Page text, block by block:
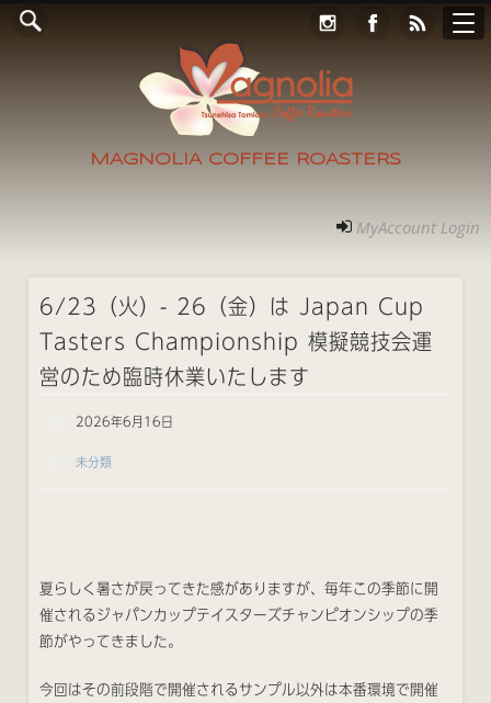
MAGNOLIA COFFEE ROASTERS
ホーム
ご案内
Online Store
フォト
アクセス
コンタクト
RECRUIT
MyAccount Login
MyAccount Login
6/23（火）- 26（金）は Japan Cup
Tasters Championship 模擬競技会運
営のため臨時休業いたします
2026年6月16日
未分類
夏らしく暑さが戻ってきた感がありますが、毎年この季節に開
催されるジャパンカップテイスターズチャンピオンシップの季
節がやってきました。
今回はその前段階で開催されるサンプル以外は本番環境で開催